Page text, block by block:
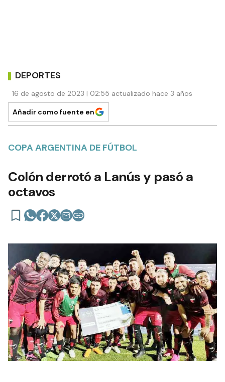
DEPORTES
16 de agosto de 2023 | 02:55 actualizado hace 3 años
Añadir como fuente en
COPA ARGENTINA DE FÚTBOL
Colón derrotó a Lanús y pasó a
octavos